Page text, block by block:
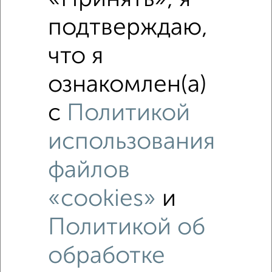
Рядом, с меньшей ценой
Недалеко от Московский район с ценой ниже
подтверждаю,
что я
ознакомлен(а)
с
Политикой
использования
файлов
«cookies» и
Политикой об
обработке